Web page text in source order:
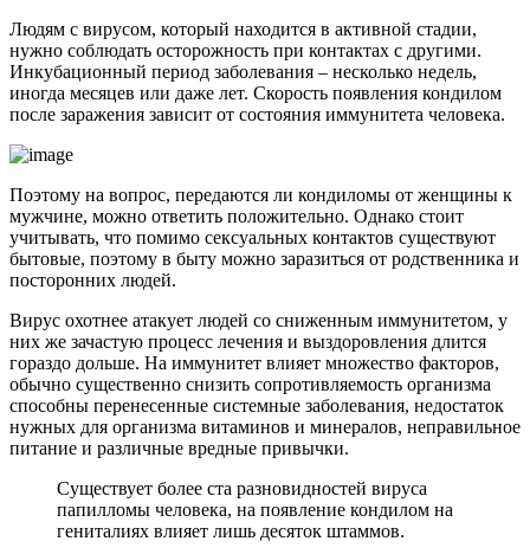
Людям с вирусом, который находится в активной стадии,
нужно соблюдать осторожность при контактах с другими.
Инкубационный период заболевания – несколько недель,
иногда месяцев или даже лет. Скорость появления кондилом
после заражения зависит от состояния иммунитета человека.
Поэтому на вопрос, передаются ли кондиломы от женщины к
мужчине, можно ответить положительно. Однако стоит
учитывать, что помимо сексуальных контактов существуют
бытовые, поэтому в быту можно заразиться от родственника и
посторонних людей.
Вирус охотнее атакует людей со сниженным иммунитетом, у
них же зачастую процесс лечения и выздоровления длится
гораздо дольше. На иммунитет влияет множество факторов,
обычно существенно снизить сопротивляемость организма
способны перенесенные системные заболевания, недостаток
нужных для организма витаминов и минералов, неправильное
питание и различные вредные привычки.
Существует более ста разновидностей вируса
папилломы человека, на появление кондилом на
гениталиях влияет лишь десяток штаммов.